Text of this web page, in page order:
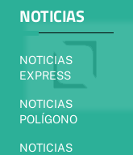
NOTICIAS
NOTICIAS
EXPRESS
NOTICIAS
POLÍGONO
NOTICIAS